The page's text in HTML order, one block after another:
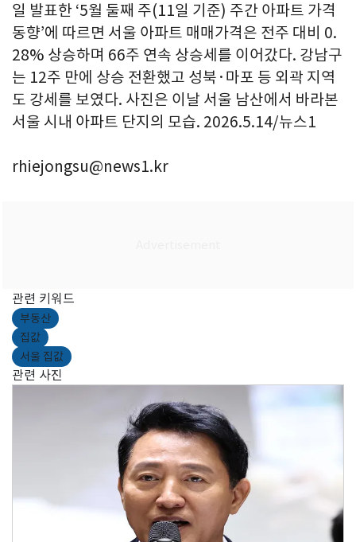
일 발표한 ‘5월 둘째 주(11일 기준) 주간 아파트 가격
동향’에 따르면 서울 아파트 매매가격은 전주 대비 0.
28% 상승하며 66주 연속 상승세를 이어갔다. 강남구
는 12주 만에 상승 전환했고 성북·마포 등 외곽 지역
도 강세를 보였다. 사진은 이날 서울 남산에서 바라본
서울 시내 아파트 단지의 모습. 2026.5.14/뉴스1
rhiejongsu@news1.kr
관련 키워드
부동산
집값
서울 집값
관련 사진